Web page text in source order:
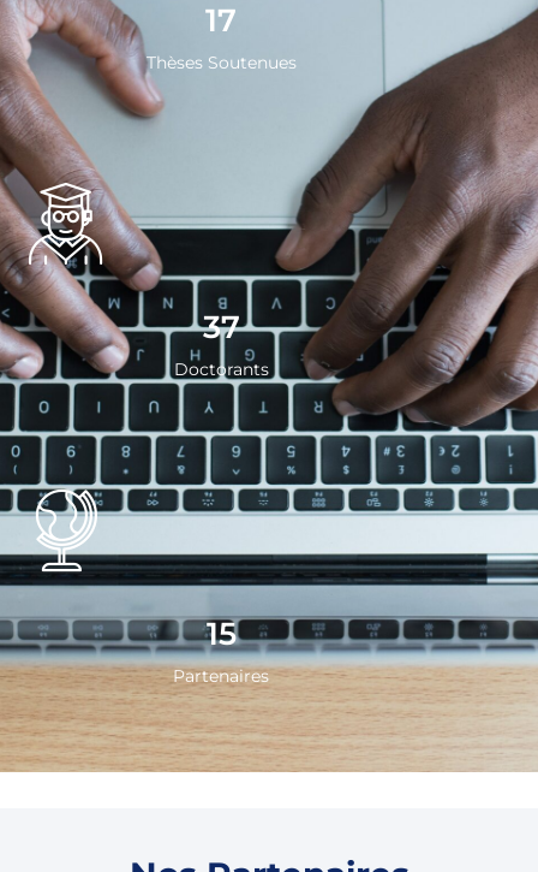
17
Thèses Soutenues
37
Doctorants
15
Partenaires